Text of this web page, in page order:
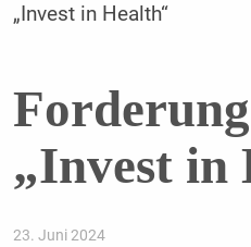
„Invest in Health“
„Invest in
23. Juni 2024